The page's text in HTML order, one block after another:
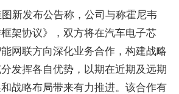
新发布公告称，公司与称霍尼韦
架协议》，双方将在汽车电子芯
网联方向深化业务合作，构建战略
发挥各自优势，以期在近期及远期
战略布局带来有力推进。该合作有